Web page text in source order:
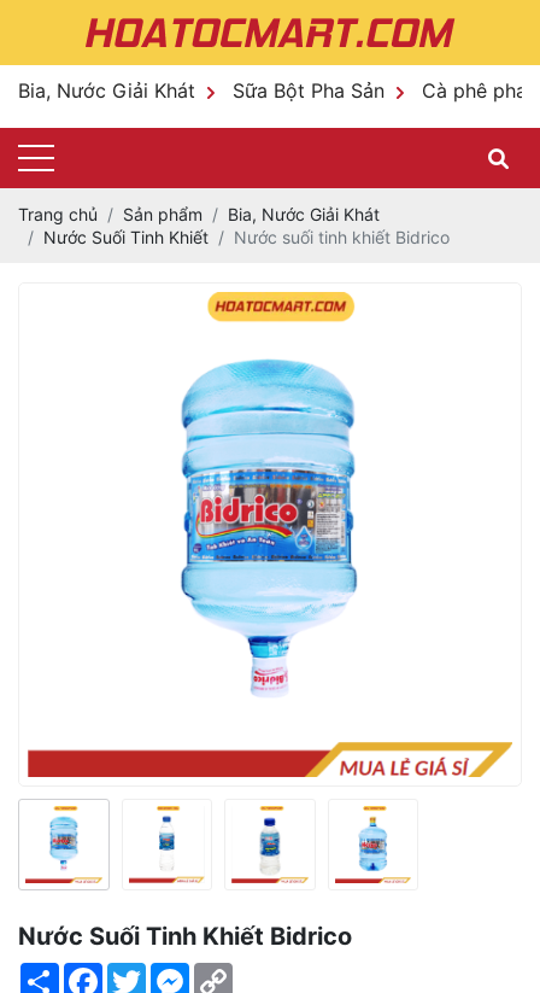
Bia, Nước Giải Khát Sữa Bột Pha Sản Cà phê pha
Trang chủ Sản phẩm
Bia, Nước Giải Khát
Nước Suối Tinh Khiết
Nước suối tinh khiết Bidrico
Nước Suối Tinh Khiết Bidrico
Share Facebook
TwitterMessenger